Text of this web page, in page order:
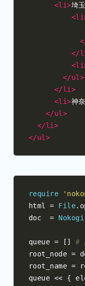
<li>埼
</
</ul>
</li>
<li>神
</ul>
</li>
</ul>
require
html = File.
doc =
queue = []
#
root_node =
root_name =
queue << {